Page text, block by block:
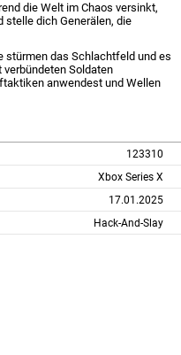
die Welt im Chaos versinkt,
stelle dich Generälen, die
stürmen das Schlachtfeld und es
verbündeten Soldaten
anwendest und Wellen
123310
Xbox Series X
17.01.2025
Hack-And-Slay